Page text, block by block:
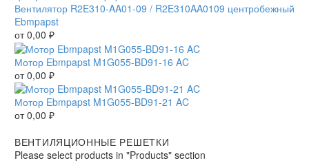
Вентилятор R2E310-AA01-09 / R2E310AA0109 центробежный
Ebmpapst
от0,00 ₽
Мотор Ebmpapst M1G055-BD91-16 AC
от0,00 ₽
Мотор Ebmpapst M1G055-BD91-21 AC
от0,00 ₽
ВЕНТИЛЯЦИОННЫЕ РЕШЕТКИ
Please select products in "Products" section